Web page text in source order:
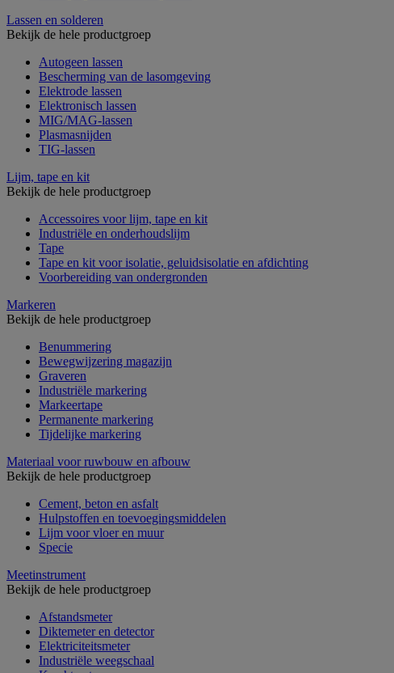
Lassen en solderen
Bekijk de hele productgroep
Autogeen lassen
Bescherming van de lasomgeving
Elektrode lassen
Elektronisch lassen
MIG/MAG-lassen
Plasmasnijden
TIG-lassen
Lijm, tape en kit
Bekijk de hele productgroep
Accessoires voor lijm, tape en kit
Industriële en onderhoudslijm
Tape
Tape en kit voor isolatie, geluidsisolatie en afdichting
Voorbereiding van ondergronden
Markeren
Bekijk de hele productgroep
Benummering
Bewegwijzering magazijn
Graveren
Industriële markering
Markeertape
Permanente markering
Tijdelijke markering
Materiaal voor ruwbouw en afbouw
Bekijk de hele productgroep
Cement, beton en asfalt
Hulpstoffen en toevoegingsmiddelen
Lijm voor vloer en muur
Specie
Meetinstrument
Bekijk de hele productgroep
Afstandsmeter
Diktemeter en detector
Elektriciteitsmeter
Industriële weegschaal